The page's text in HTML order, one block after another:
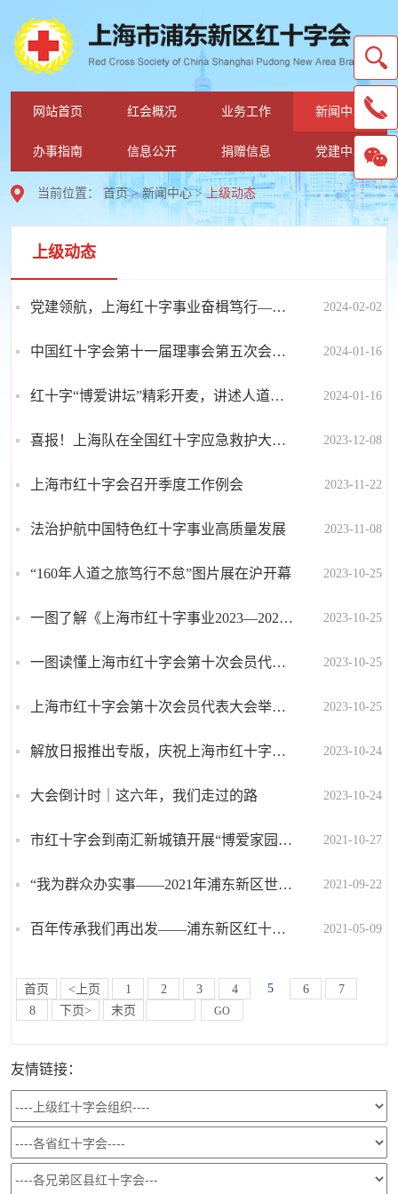
网站首页 红会概况 业务工作 新闻中心
办事指南 信息公开 捐赠信息 党建中心
当前位置： 首页>新闻中心>上级动态
上级动态
党建领航，上海红十字事业奋楫笃行——2023年上海市红十字会工作回眸 2024-02-02
中国红十字会第十一届理事会第五次会议在京召开 2024-01-16
红十字“博爱讲坛”精彩开麦，讲述人道心语 2024-01-16
喜报！上海队在全国红十字应急救护大赛上荣获团体一等奖 2023-12-08
上海市红十字会召开季度工作例会 2023-11-22
法治护航中国特色红十字事业高质量发展 2023-11-08
“160年人道之旅笃行不怠”图片展在沪开幕 2023-10-25
一图了解《上海市红十字事业2023—2027年发展规划纲要》 2023-10-25
一图读懂上海市红十字会第十次会员代表大会工作报告 2023-10-25
上海市红十字会第十次会员代表大会举行，陈吉宁陈竺龚正出席 2023-10-25
解放日报推出专版，庆祝上海市红十字会第十次会员代表大会召开 2023-10-24
大会倒计时｜这六年，我们走过的路 2023-10-24
市红十字会到南汇新城镇开展“博爱家园”评估工作 2021-10-27
“我为群众办实事——2021年浦东新区世界急救日主题宣传暨红十字应急救护进公交”活动 正式启动 2021-09-22
百年传承我们再出发——浦东新区红十字会举行5•8世界红十字日主题宣传活动 2021-05-09
首页 <上页 1 2 3 4 5 6
7
8
下页> 末页 GO
友情链接：